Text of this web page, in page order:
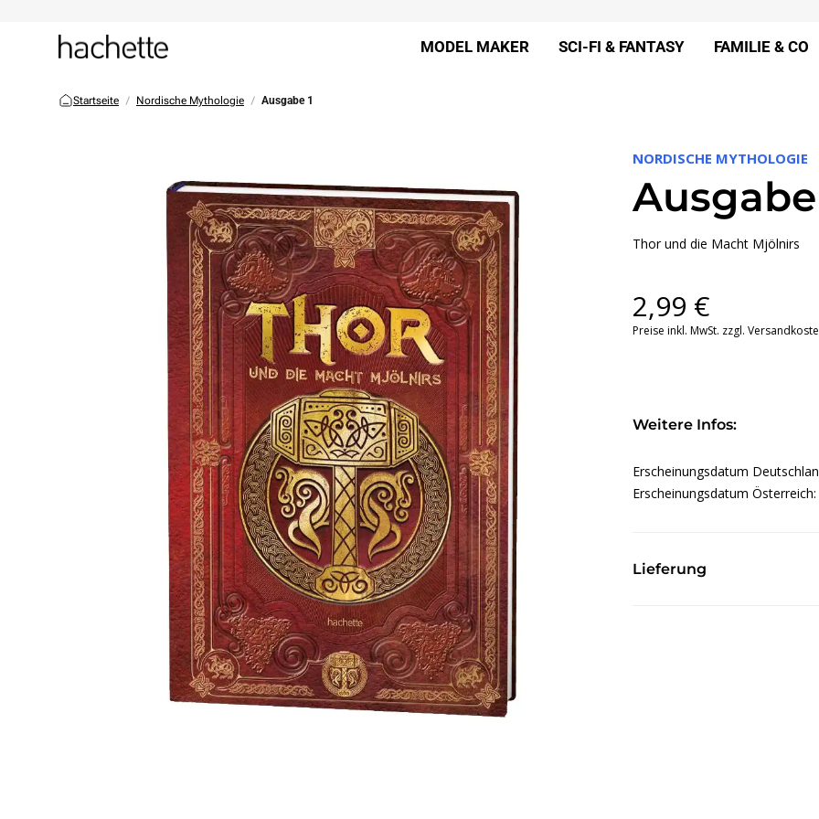
MODEL MAKER SCI-FI & FANTASY FAMILIE & CO
Startseite Nordische Mythologie Ausgabe 1
NORDISCHE MYTHOLOGIE
Ausgabe
Thor und die Macht Mjölnirs
2,99 €
Preise inkl. MwSt. zzgl.
Weitere Infos:
Erscheinungsdatum
Erscheinungsdatum Österreich:
Lieferung